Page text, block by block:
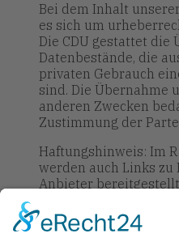
Bei dem Inhalt
es sich um
Die CDU gestattet die
Datenbestände, die
privaten Gebrauch
sind. Die Übernahme
anderen Zwecken
Zustimmung der
Haftungshinweis: Im
werden auch Links
Anbieter
ist ausschließlich der
Website